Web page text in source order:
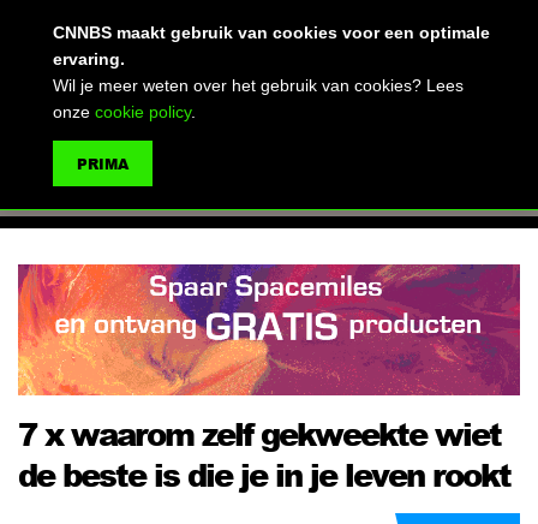
7 x waarom zelf gekweekte wiet
de beste is die je in je leven rookt
CNNBS maakt gebruik van cookies voor een optimale
ervaring.
Wil je meer weten over het gebruik van cookies? Lees
onze cookie policy.
PRIMA